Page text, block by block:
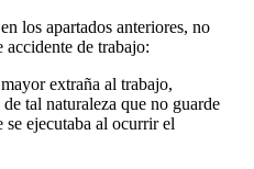
los apartados anteriores, no
accidente de trabajo:
extraña al trabajo,
tal naturaleza que no guarde
ejecutaba al ocurrir el